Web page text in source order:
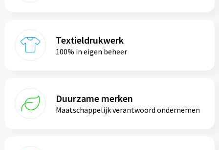
Textieldrukwerk
100% in eigen beheer
Duurzame merken
Maatschappelijk verantwoord ondernemen